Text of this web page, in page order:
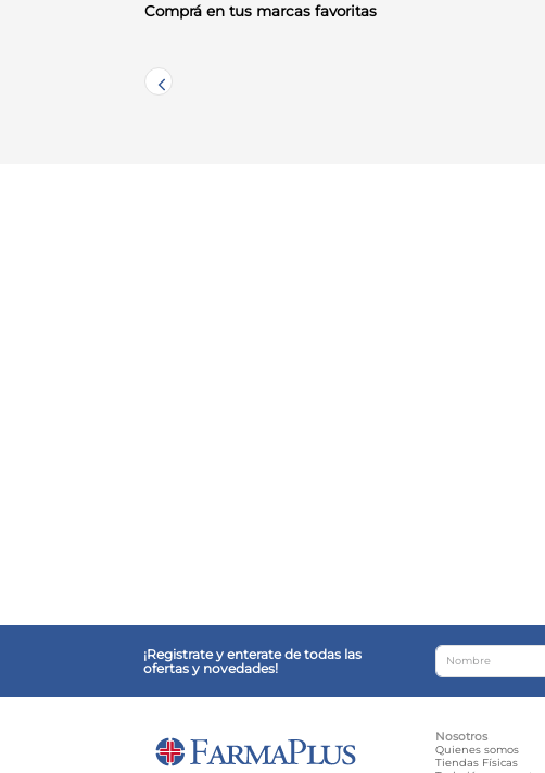
Comprá en tus marcas favoritas
¡Registrate y enterate de todas las
ofertas y novedades!
Nosotros
Quienes somos
Tiendas Físicas